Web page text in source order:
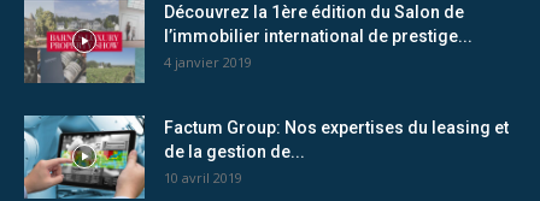
Découvrez la 1ère édition du Salon de
l’immobilier international de prestige...
4 janvier 2019
Factum Group: Nos expertises du leasing et
de la gestion de...
10 avril 2019